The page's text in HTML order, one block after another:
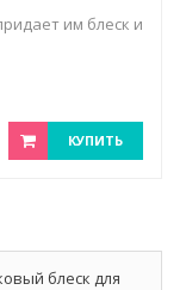
им блеск и
КУПИТЬ
блеск для